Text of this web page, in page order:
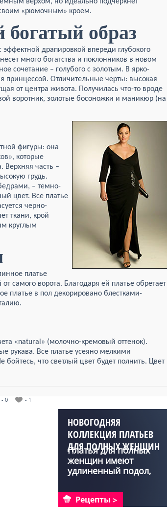
«рюмочным» кроем.
образ
эффектной драпировкой впереди глубокого
много богатства и поклонников в новом
сочетание – голубого с золотым. В ярко-
принцессой. Отличительные черты: высокая
от центра живота. Получилась что-то вроде
воротник, золотые босоножки и маникюр (на
фигуры: она
которые
Верхняя часть –
грудь.
– темно-
цвет. Все платье
черно-
ткани, крой
круглым
платье
самого ворота. Благодаря ей платье обретает
платье в пол декорировано блестками-
«natural» (молочно-кремовый оттенок).
рукава. Все платье усеяно мелкими
что светлый цвет будет полнить. Цвет
- 0 - 1
НОВОГОДНЯЯ
КОЛЛЕКЦИЯ ПЛАТЬЕВ
ДЛЯ ПОЛНЫХ ЖЕНЩИН
Платья для полных
женщин имеют
удлиненный подол,
Рецепты